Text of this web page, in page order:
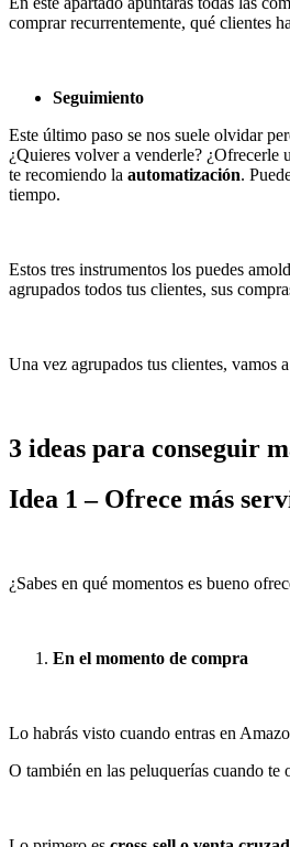
comprar recurrentemente, qué clientes
Seguimiento
Este último paso se nos suele olvidar
¿Quieres volver a venderle? ¿Ofrecerle
te recomiendo la automatización.
tiempo.
Estos tres instrumentos los puedes
agrupados todos tus clientes, sus
Una vez agrupados tus clientes, vamos
3 ideas para conseguir
Idea 1 – Ofrece más
¿Sabes en qué momentos es bueno
En el momento de compra
Lo habrás visto cuando entras en
O también en las peluquerías cuando